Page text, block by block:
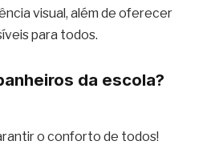
visual, além de oferecer
para todos.
da escola?
o conforto de todos!